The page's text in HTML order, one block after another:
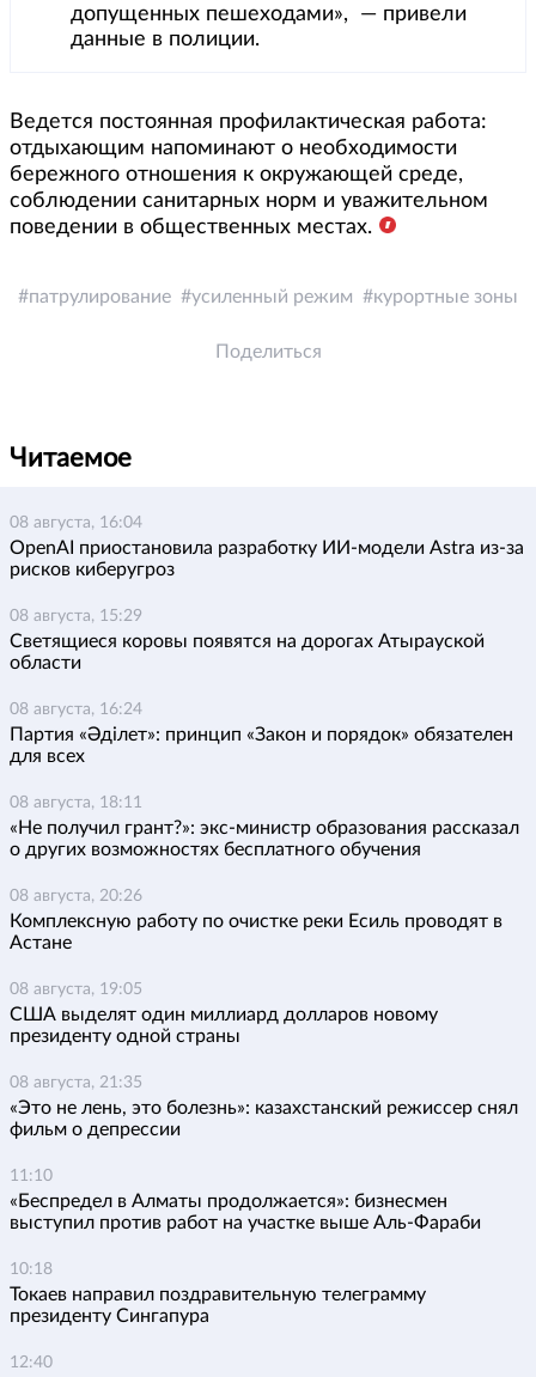
допущенных пешеходами», — привели
данные в полиции.
Ведется постоянная профилактическая работа:
отдыхающим напоминают о необходимости
бережного отношения к окружающей среде,
соблюдении санитарных норм и уважительном
поведении в общественных местах.
патрулирование усиленный режим курортные зоны
Поделиться
Читаемое
08 августа, 16:04
OpenAI приостановила разработку ИИ-модели Astra из-за
рисков киберугроз
08 августа, 15:29
Светящиеся коровы появятся на дорогах Атырауской
области
08 августа, 16:24
Партия «Әділет»: принцип «Закон и порядок» обязателен
для всех
08 августа, 18:11
«Не получил грант?»: экс-министр образования рассказал
о других возможностях бесплатного обучения
08 августа, 20:26
Комплексную работу по очистке реки Есиль проводят в
Астане
08 августа, 19:05
США выделят один миллиард долларов новому
президенту одной страны
08 августа, 21:35
«Это не лень, это болезнь»: казахстанский режиссер снял
фильм о депрессии
11:10
«Беспредел в Алматы продолжается»: бизнесмен
выступил против работ на участке выше Аль-Фараби
10:18
Токаев направил поздравительную телеграмму
президенту Сингапура
12:40